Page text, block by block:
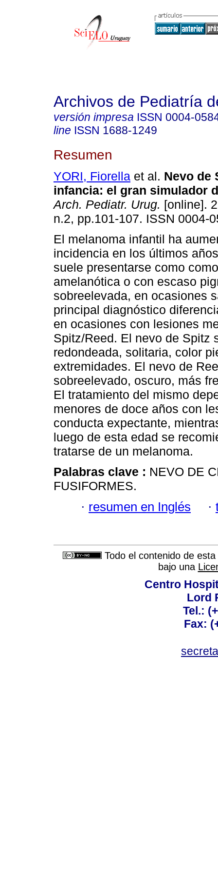
Archivos de Pediatría
versión impresa ISSN 0004-
line ISSN 1688-1249
Resumen
YORI, Fiorella et al. Nevo de
infancia: el gran simulador
Arch. Pediatr. Urug. [online].
n.2, pp.101-107. ISSN 0004-
El melanoma infantil ha
incidencia en los últimos
suele presentarse como
amelanótica o con escaso
sobreelevada, en ocasiones
principal diagnóstico
en ocasiones con lesiones
Spitz/Reed. El nevo de Spitz
redondeada, solitaria, color
extremidades. El nevo de
sobreelevado, oscuro, más
El tratamiento del mismo
menores de doce años con
conducta expectante,
luego de esta edad se
tratarse de un melanoma.
Palabras clave : NEVO DE
FUSIFORMES.
· resumen en Inglés ·
Todo el contenido de
bajo una
Centro
Lord
Tel.:
Fax: